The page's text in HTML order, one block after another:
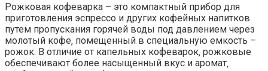
Рожковая кофеварка – это компактный прибор для
приготовления эспрессо и других кофейных напитков
путем пропускания горячей воды под давлением через
молотый кофе‚ помещенный в специальную емкость –
рожок. В отличие от капельных кофеварок‚ рожковые
обеспечивают более насыщенный вкус и аромат‚